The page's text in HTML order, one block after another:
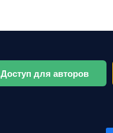
Доступ для авторов